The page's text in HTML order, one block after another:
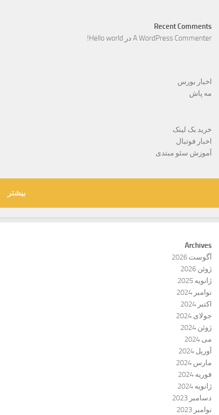
Recent Comments
A WordPress Commenter در Hello world!
اخبار بورس
مه پاش
خرید بک لینک
اخبار فوتبال
آموزش سئو مبتدی
بیشتر
Archives
آگوست 2026
ژوئن 2026
ژانویه 2025
نوامبر 2024
اکتبر 2024
جولای 2024
ژوئن 2024
می 2024
آوریل 2024
مارس 2024
فوریه 2024
ژانویه 2024
دسامبر 2023
نوامبر 2023